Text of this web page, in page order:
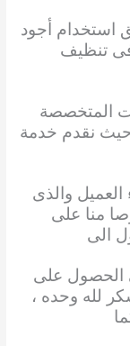
استخدام أجود
فى تنظيف
المتخصصة
حيث نقدم خدمة
العميل والذى
منا على
الى
الحصول على
لله وحده ،